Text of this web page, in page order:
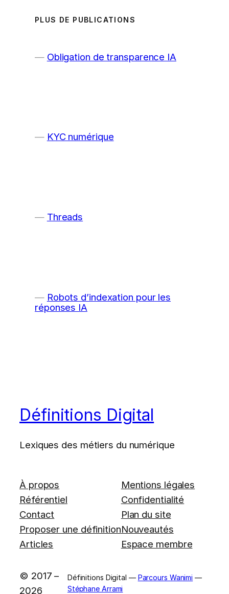
PLUS DE PUBLICATIONS
Obligation de transparence IA
KYC numérique
Threads
Robots d’indexation pour les
réponses IA
Définitions Digital
Lexiques des métiers du numérique
À propos
Référentiel
Contact
Proposer une définition
Articles
Mentions légales
Confidentialité
Plan du site
Nouveautés
Espace membre
© 2017 –
2026
Définitions Digital — Parcours Wanimi —
Stéphane Arrami